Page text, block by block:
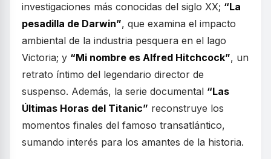
investigaciones más conocidas del siglo XX; “La
pesadilla de Darwin”, que examina el impacto
ambiental de la industria pesquera en el lago
Victoria; y “Mi nombre es Alfred Hitchcock”, un
retrato íntimo del legendario director de
suspenso. Además, la serie documental “Las
Últimas Horas del Titanic” reconstruye los
momentos finales del famoso transatlántico,
sumando interés para los amantes de la historia.